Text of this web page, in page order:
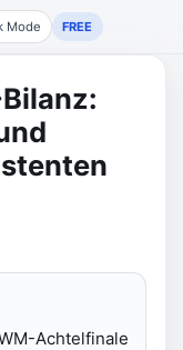
Mode FREE
Achtelfinale